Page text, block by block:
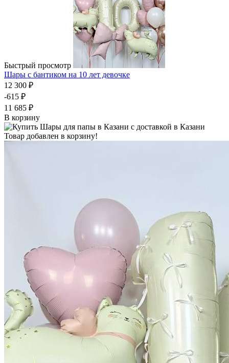
Быстрый просмотр
Шары с бантиком на 10 лет девочке
12 300 ₽
-615 ₽
11 685 ₽
В корзину
Товар добавлен в корзину!